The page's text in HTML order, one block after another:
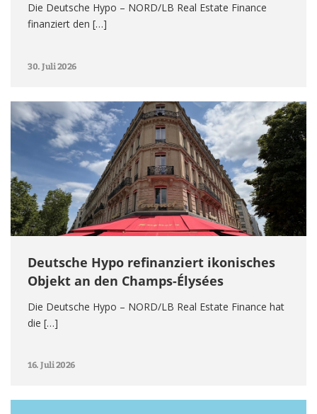
Die Deutsche Hypo – NORD/LB Real Estate Finance
finanziert den […]
30. Juli 2026
Deutsche Hypo refinanziert ikonisches
Objekt an den Champs-Élysées
Die Deutsche Hypo – NORD/LB Real Estate Finance hat
die […]
16. Juli 2026